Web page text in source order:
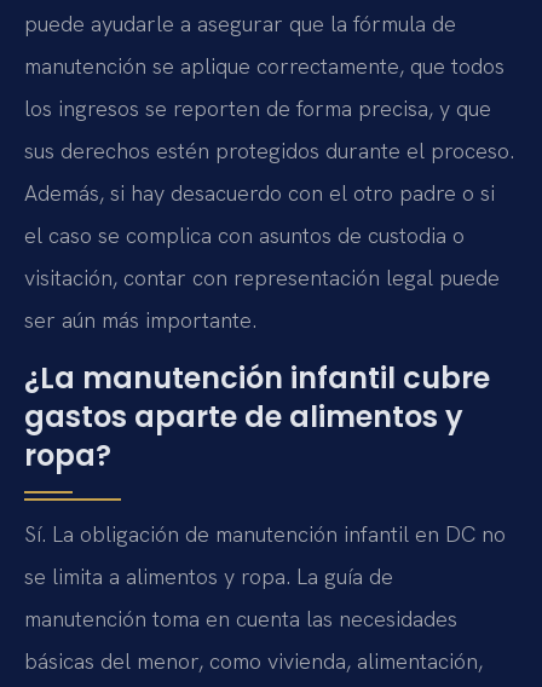
puede ayudarle a asegurar que la fórmula de
manutención se aplique correctamente, que todos
los ingresos se reporten de forma precisa, y que
sus derechos estén protegidos durante el proceso.
Además, si hay desacuerdo con el otro padre o si
el caso se complica con asuntos de custodia o
visitación, contar con representación legal puede
ser aún más importante.
¿La manutención infantil cubre
gastos aparte de alimentos y
ropa?
Sí. La obligación de manutención infantil en DC no
se limita a alimentos y ropa. La guía de
manutención toma en cuenta las necesidades
básicas del menor, como vivienda, alimentación,